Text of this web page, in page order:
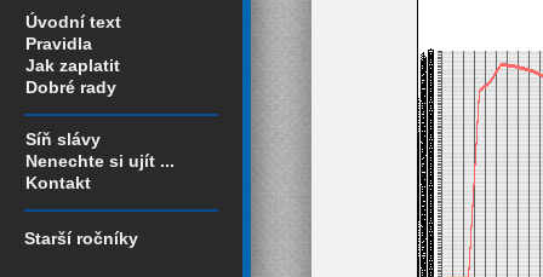
Úvodní text
Pravidla
Jak zaplatit
Dobré rady
Síň slávy
Nenechte si ujít ...
Kontakt
Starší ročníky